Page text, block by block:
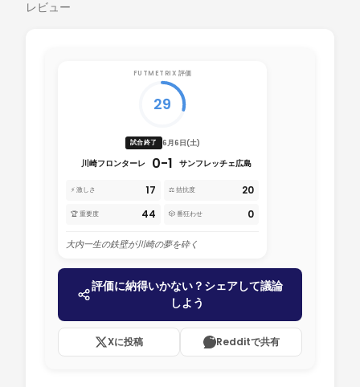
レビュー
FUTMETRIX 評価
29
試合終了 6月6日(土)
川崎フロンターレ 0-1 サンフレッチェ広島
⚡ 激しさ 17 ⚖️ 拮抗度 20
🏆 重要度 44 🎲 番狂わせ 0
大内一生の鉄壁が川崎の夢を砕く
評価に納得いかない？シェアして議論
しよう
Xに投稿 Redditで共有